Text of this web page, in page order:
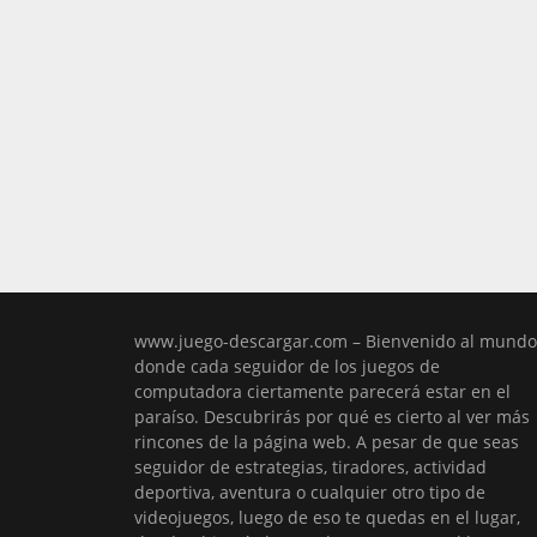
www.juego-descargar.com – Bienvenido al
donde cada seguidor de los juegos de
computadora ciertamente parecerá estar en el
paraíso. Descubrirás por qué es cierto al ver más
rincones de la página web. A pesar de que seas
seguidor de estrategias, tiradores, actividad
deportiva, aventura o cualquier otro tipo de
videojuegos, luego de eso te quedas en el lugar,